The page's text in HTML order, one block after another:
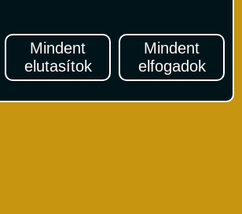
Mindent
elutasítok
Mindent
elfogadok
egyik legszínesebb utazási